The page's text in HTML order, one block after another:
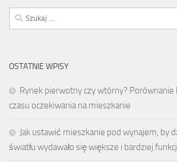
Szukaj:
OSTATNIE WPISY
Rynek pierwotny czy wtórny? Porównanie
czasu oczekiwania na mieszkanie
Jak ustawić mieszkanie pod wynajem, by
światłu wydawało się większe i bardziej